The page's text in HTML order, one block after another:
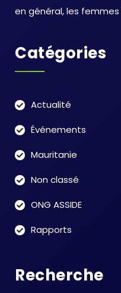
en général, les
Catégories
Actualité
Événements
Mauritanie
Non classé
ONG ASSIDE
Rapports
Recherche